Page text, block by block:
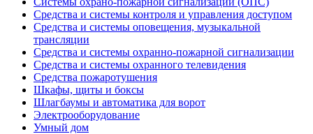
Средства и системы контроля и управления доступом
Средства и системы оповещения, музыкальной
трансляции
Средства и системы охранно-пожарной сигнализации
Средства и системы охранного телевидения
Средства пожаротушения
Шкафы, щиты и боксы
Шлагбаумы и автоматика для ворот
Электрооборудование
Умный дом